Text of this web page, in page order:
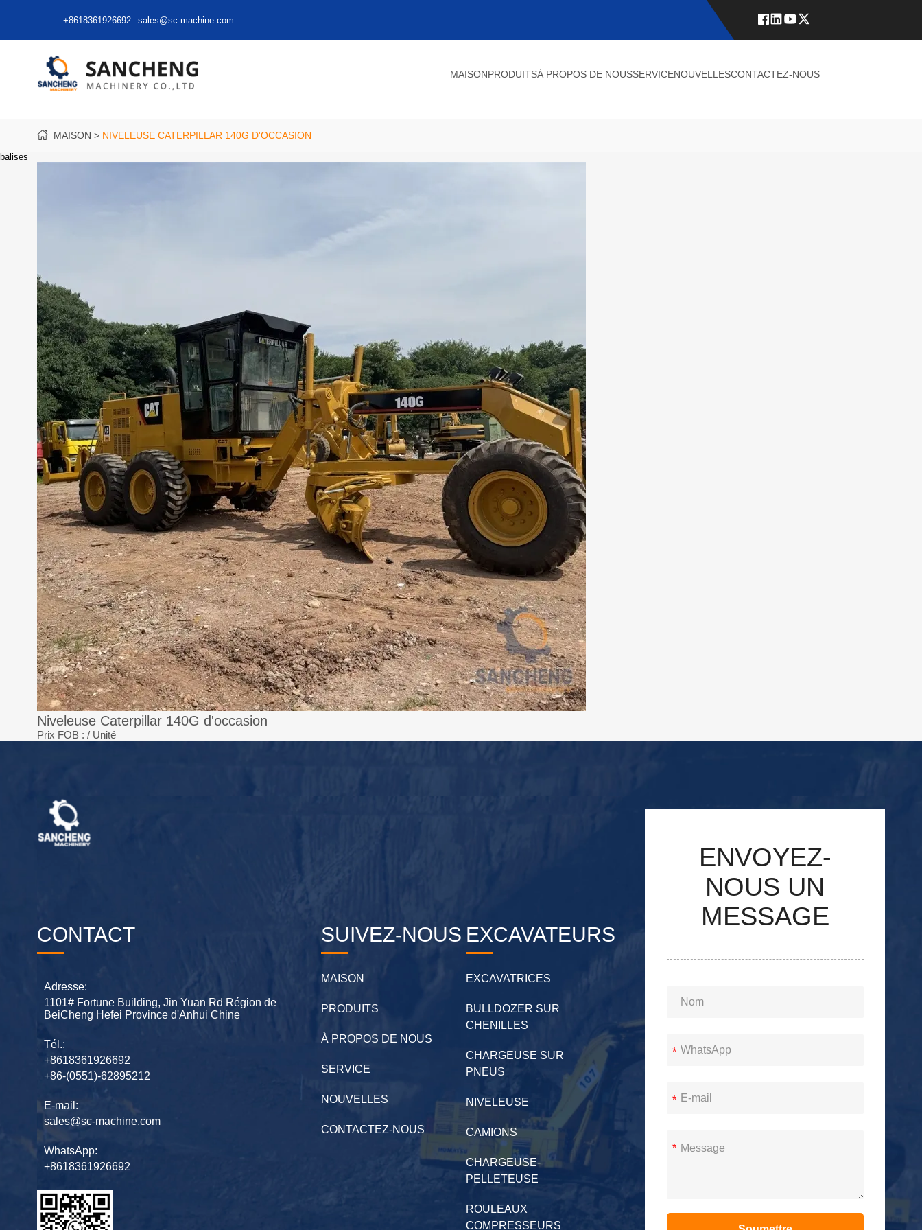
+8618361926692 sales@sc-machine.com
MAISONPRODUITSÀ PROPOS DE NOUSSERVICENOUVELLESCONTACTEZ-NOUS
MAISON NIVELEUSE CATERPILLAR 140G D'OCCASION
balises
Niveleuse Caterpillar 140G d'occasion
Prix FOB : / Unité
CONTACT
Adresse:
1101# Fortune Building, Jin Yuan Rd Région de
BeiCheng Hefei Province d'Anhui Chine
Tél.:
+8618361926692
+86-(0551)-62895212
E-mail:
sales@sc-machine.com
WhatsApp:
+8618361926692
SUIVEZ-NOUS
MAISON
PRODUITS
À PROPOS DE NOUS
SERVICE
NOUVELLES
CONTACTEZ-NOUS
EXCAVATEURS
EXCAVATRICES
BULLDOZER SUR
CHENILLES
CHARGEUSE SUR
PNEUS
NIVELEUSE
CAMIONS
CHARGEUSE-
PELLETEUSE
ROULEAUX
COMPRESSEURS
ENVOYEZ-
NOUS UN
MESSAGE
*
*
*